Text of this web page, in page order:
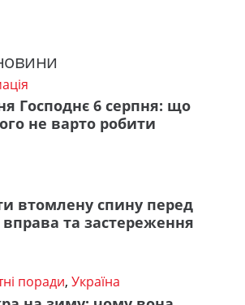
Господнє 6 серпня: що
не варто робити
втомлену спину перед
та застереження
поради, Україна